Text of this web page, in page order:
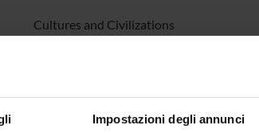
Impostazioni degli annunci
Cultures and Civilizations